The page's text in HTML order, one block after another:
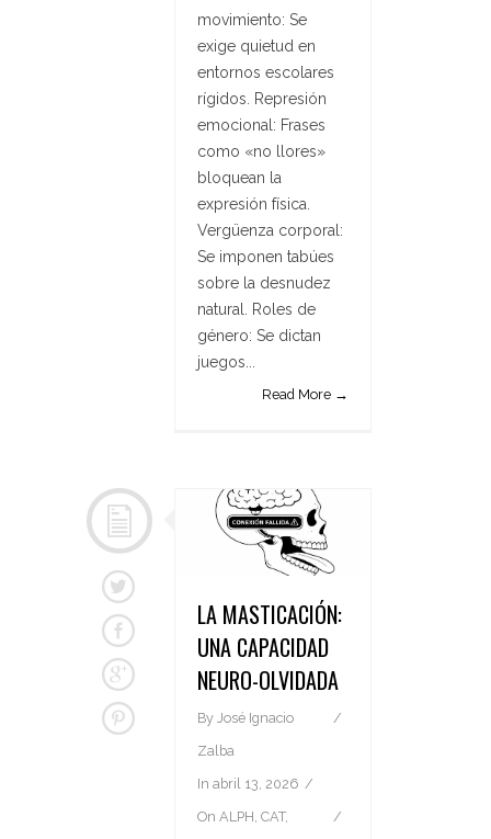
movimiento: Se
exige quietud en
entornos escolares
rígidos. Represión
emocional: Frases
como «no llores»
bloquean la
expresión física.
Vergüenza corporal:
Se imponen tabúes
sobre la desnudez
natural. Roles de
género: Se dictan
juegos...
Read More →
LA MASTICACIÓN:
UNA CAPACIDAD
NEURO-OLVIDADA
By José Ignacio
Zalba
In abril 13, 2026
On ALPH CAT,